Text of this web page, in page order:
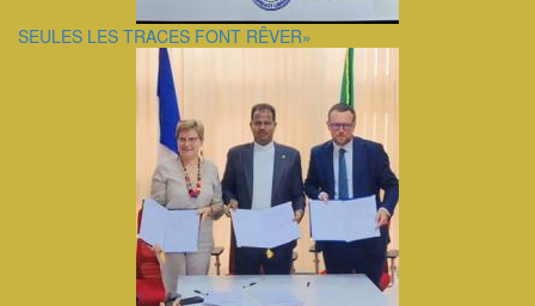
SEULES LES TRACES FONT RÊVER»